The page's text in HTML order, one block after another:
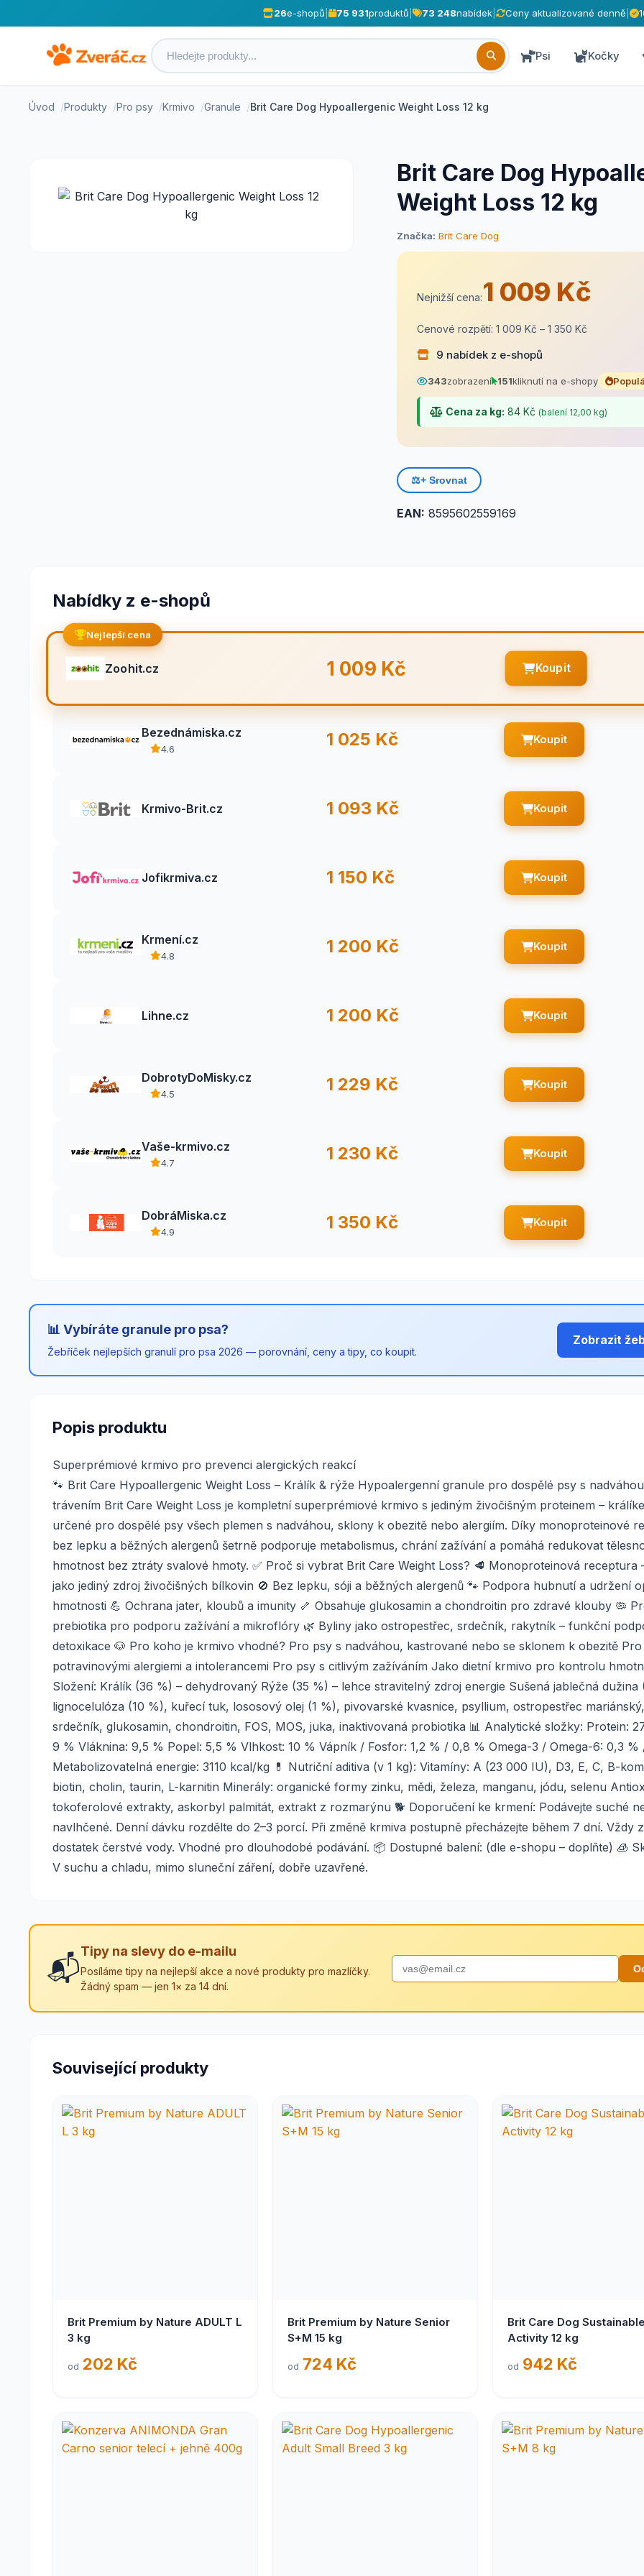
26e-shopů 75 931produktů 73 248nabídek Ceny aktualizované denně
Psi Kočky
Úvod Produkty Pro psy Krmivo Granule Brit Care Dog Hypoallergenic Weight Loss 12 kg
Brit Care Dog
Weight Loss 12 kg
Značka: Brit Care Dog
Nejnižší cena:1 009 Kč
Cenové rozpětí: 1 009 Kč – 1 350 Kč
9 nabídek z e-shopů
343zobrazení 151kliknutí na e-shopy
Cena za kg: 84 Kč (balení 12,00 kg)
⚖️+ Srovnat
EAN: 8595602559169
Nabídky z e-shopů
Nejlepší cena
Zoohit.cz 1 009 Kč Koupit
Bezednámiska.cz
4.6 1 025 Kč Koupit
Krmivo-Brit.cz 1 093 Kč Koupit
Jofikrmiva.cz 1 150 Kč Koupit
Krmení.cz
4.8 1 200 Kč Koupit
Lihne.cz 1 200 Kč Koupit
DobrotyDoMisky.cz
4.5 1 229 Kč Koupit
Vaše-krmivo.cz
4.7 1 230 Kč Koupit
DobráMiska.cz
4.9 1 350 Kč Koupit
📊 Vybíráte granule pro psa?
Žebříček nejlepších granulí pro psa 2026 — porovnání, ceny a tipy, co koupit.
Zobrazit
Popis produktu
Superprémiové krmivo pro prevenci alergických reakcí
🐾 Brit Care Hypoallergenic Weight Loss – Králík & rýže Hypoalergenní granule pro dospělé psy s
trávením Brit Care Weight Loss je kompletní superprémiové krmivo s jediným živočišným proteinem –
určené pro dospělé psy všech plemen s nadváhou, sklony k obezitě nebo alergiím. Díky monoproteinové
bez lepku a běžných alergenů šetrně podporuje metabolismus, chrání zažívání a pomáhá redukovat
hmotnost bez ztráty svalové hmoty. ✅ Proč si vybrat Brit Care Weight Loss? 🥩 Monoproteinová receptura
jako jediný zdroj živočišných bílkovin 🚫 Bez lepku, sóji a běžných alergenů 🐾 Podpora hubnutí a udržení
hmotnosti 💪 Ochrana jater, kloubů a imunity 🦴 Obsahuje glukosamin a chondroitin pro zdravé klouby 🦠
prebiotika pro podporu zažívání a mikroflóry 🌿 Byliny jako ostropestřec, srdečník, rakytník – funkční
detoxikace 🐶 Pro koho je krmivo vhodné? Pro psy s nadváhou, kastrované nebo se sklonem k obezitě
potravinovými alergiemi a intolerancemi Pro psy s citlivým zažíváním Jako dietní krmivo pro kontrolu
Složení: Králík (36 %) – dehydrovaný Rýže (35 %) – lehce stravitelný zdroj energie Sušená jablečná dužina
lignocelulóza (10 %), kuřecí tuk, lososový olej (1 %), pivovarské kvasnice, psyllium, ostropestřec
srdečník, glukosamin, chondroitin, FOS, MOS, juka, inaktivovaná probiotika 📊 Analytické složky: Protein:
9 % Vláknina: 9,5 % Popel: 5,5 % Vlhkost: 10 % Vápník / Fosfor: 1,2 % / 0,8 % Omega-3 / Omega-6: 0,3 %
Metabolizovatelná energie: 3110 kcal/kg 💊 Nutriční aditiva (v 1 kg): Vitamíny: A (23 000 IU), D3, E, C, B-
biotin, cholin, taurin, L-karnitin Minerály: organické formy zinku, mědi, železa, manganu, jódu, selenu
tokoferolové extrakty, askorbyl palmitát, extrakt z rozmarýnu 🐕 Doporučení ke krmení: Podávejte suché
navlhčené. Denní dávku rozdělte do 2–3 porcí. Při změně krmiva postupně přecházejte během 7 dní. Vždy
dostatek čerstvé vody. Vhodné pro dlouhodobé podávání. 📦 Dostupné balení: (dle e-shopu – doplňte) 🧊
V suchu a chladu, mimo sluneční záření, dobře uzavřené.
📬
Tipy na slevy do e-mailu
Posíláme tipy na nejlepší akce a nové produkty pro mazlíčky.
Žádný spam — jen 1× za 14 dní.
Související produkty
Brit Premium by Nature ADULT L
3 kg
od 202 Kč
Brit Premium by Nature Senior
S+M 15 kg
od 724 Kč
Brit Care Dog
Activity 12 kg
od 942 Kč